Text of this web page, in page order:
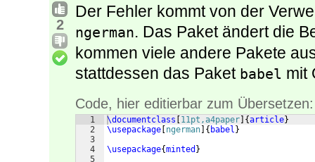
2
Der Fehler kommt von der
ngerman. Das Paket ändert die
kommen viele andere Pakete
stattdessen das Paket babel mit
Code, hier editierbar zum Übersetzen:
1
2
3
4
5
\documentclass 11pt,a4paper {article}
\usepackage ngerman { babel }
\usepackage{minted }